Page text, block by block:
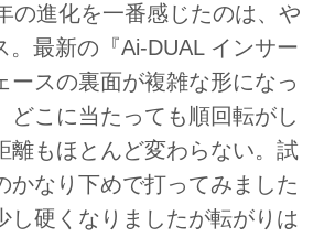
の進化を一番感じたのは、や
。最新の『Ai-DUAL インサー
ースの裏面が複雑な形になっ
どこに当たっても順回転がし
離もほとんど変わらない。試
かなり下めで打ってみました
し硬くなりましたが転がりは